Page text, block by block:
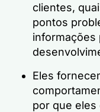
clientes,
pontos
informações
Eles
por que